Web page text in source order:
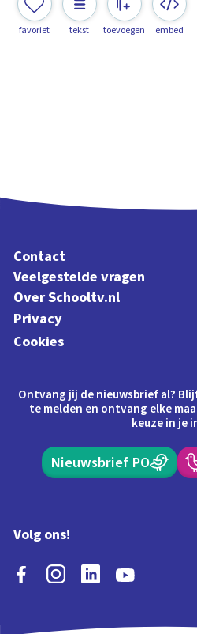
favoriet tekst toevoegen embed
Contact
Veelgestelde vragen
Over Schooltv.nl
Privacy
Cookies
Ontvang jij de nieuwsbrief al?
te melden en ontvang elke
keuze in je
Nieuwsbrief PO
Volg ons!